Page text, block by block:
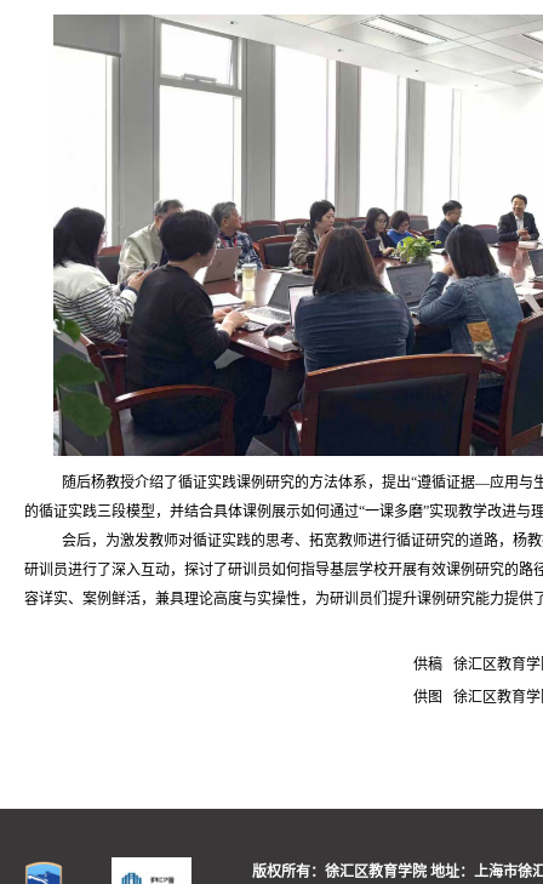
随后杨教授介绍了循证实践课例研究的方法体系，提出“遵循证据—应用与
的循证实践三段模型，并结合具体课例展示如何通过“一课多磨”实现教学改进与
会后，为激发教师对循证实践的思考、拓宽教师进行循证研究的道路，杨
研训员进行了深入互动，探讨了研训员如何指导基层学校开展有效课例研究的路
容详实、案例鲜活，兼具理论高度与实操性，为研训员们提升课例研究能力提供
供稿 徐汇区教育学院
供图 徐汇区教育学院
版权所有：徐汇区教育学院 地址：上海市徐